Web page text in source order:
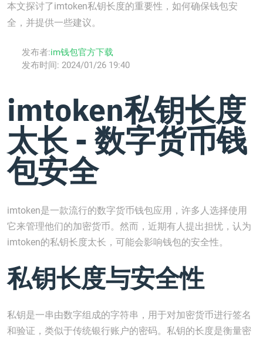
本文探讨了imtoken私钥长度的重要性，如何确保钱包安
全，并提供一些建议。
发布者:im钱包官方下载
发布时间: 2024/01/26 19:40
imtoken私钥长度
太长 - 数字货币钱
包安全
imtoken是一款流行的数字货币钱包应用，许多人选择使用
它来管理他们的加密货币。然而，近期有人提出担忧，认为
imtoken的私钥长度太长，可能会影响钱包的安全性。
私钥长度与安全性
私钥是一串由数字组成的字符串，用于对加密货币进行签名
和验证，类似于传统银行账户的密码。私钥的长度是衡量密